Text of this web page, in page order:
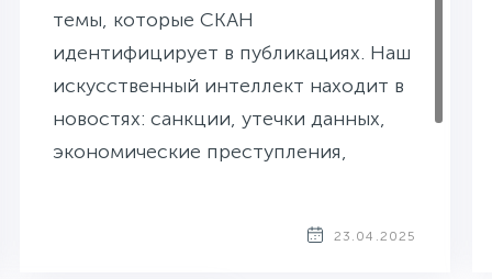
темы, которые СКАН
идентифицирует в публикациях. Наш
искусственный интеллект находит в
новостях: санкции, утечки данных,
экономические преступления,
23.04.2025